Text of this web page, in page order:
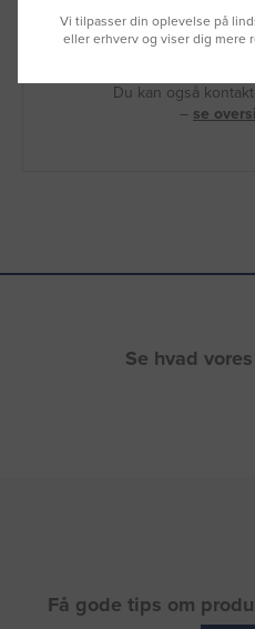
Ring til os på
Du kan også
– se
Se hvad
Få gode tips om
Vi tilpasser din oplevelse på
eller erhverv og viser dig mere